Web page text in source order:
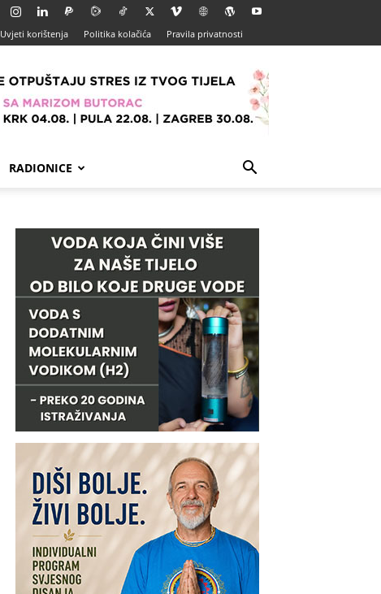
Uvjeti korištenja Politika kolačića Pravila privatnosti
RADIONICE